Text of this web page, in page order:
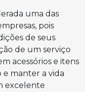
uma das
pois
de seus
de um serviço
acessórios e itens
manter a vida
excelente